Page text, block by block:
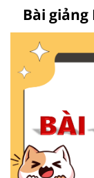
Bài giảng